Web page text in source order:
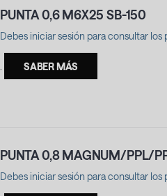
PUNTA 0,6 M6X25 SB-150
Debes iniciar sesión para consultar los
SABER MÁS
PUNTA 0,8 MAGNUM/PPL/
Debes iniciar sesión para consultar los